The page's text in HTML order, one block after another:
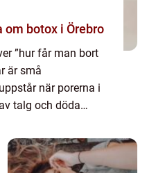
om botox i Örebro
”hur får man bort
är små
när porerna i
talg och döda
områden med